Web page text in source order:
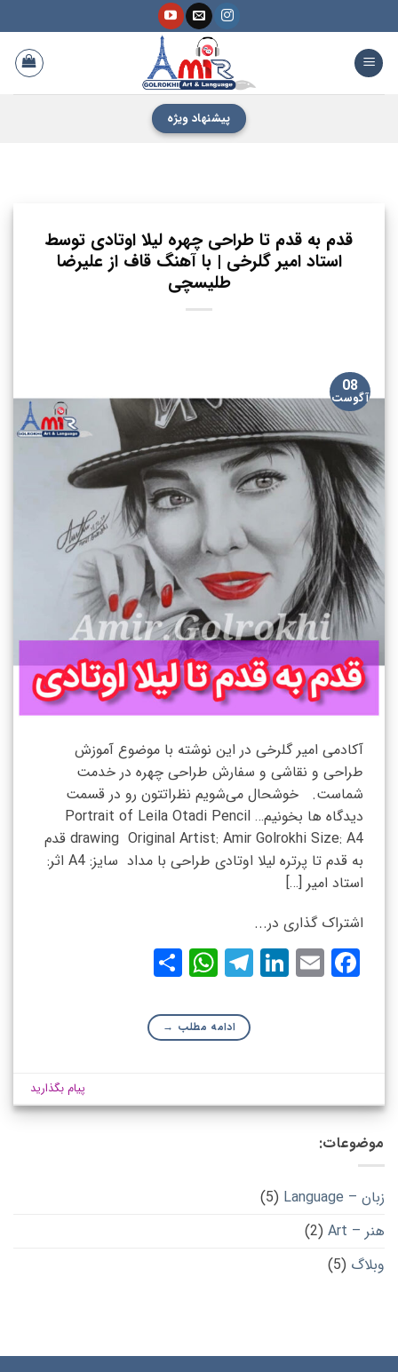
به
محتوا
پیشنهاد ویژه
قدم به قدم تا طراحی چهره لیلا اوتادی توسط
استاد امیر گلرخی | با آهنگ قاف از علیرضا
طلیسچی
08
آگوست
آکادمی امیر گلرخی در این نوشته با موضوع آموزش
طراحی و نقاشی و سفارش طراحی چهره در خدمت
شماست. خوشحال می‌شویم نظراتتون رو در قسمت
دیدگاه ها بخونیم… Portrait of Leila Otadi Pencil
drawing Original Artist: Amir Golrokhi Size: A4 قدم
به قدم تا پرتره لیلا اوتادی طراحی با مداد سایز: A4 اثر:
استاد امیر […]
اشتراک گذاری در...
Facebook
Email
LinkedIn
Telegram
WhatsApp
ادامه مطلب →
پیام بگذارید
موضوعات:
زبان – Language
(5)
هنر – Art
(2)
وبلاگ (5)